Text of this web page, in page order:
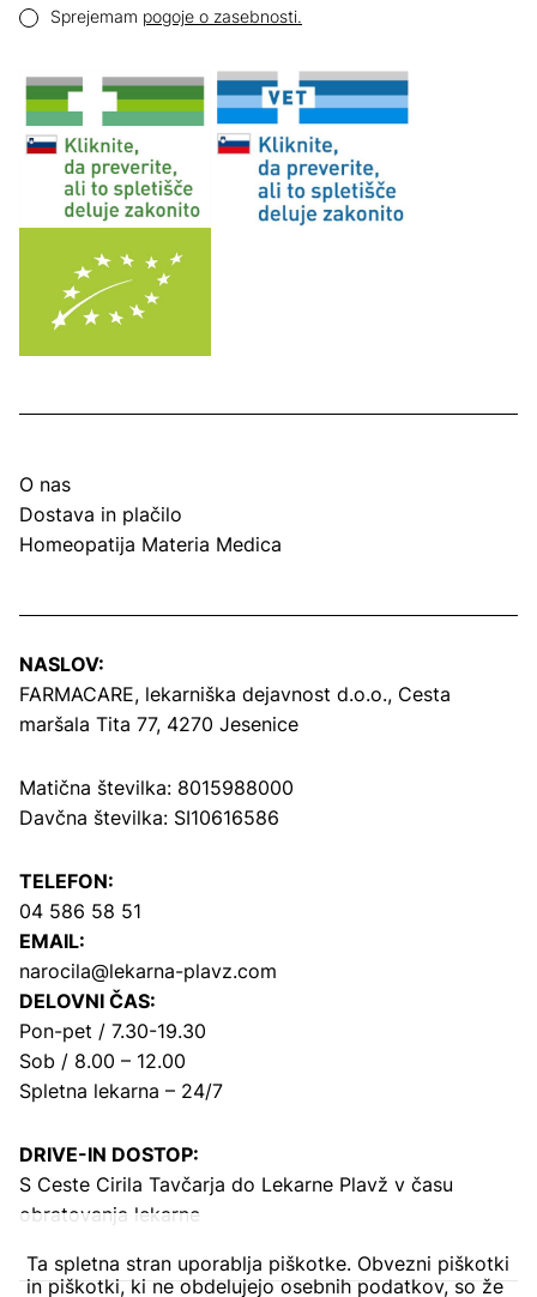
Pogoji zasebnosti
Sprejemam pogoje o zasebnosti.
O nas
Dostava in plačilo
Homeopatija Materia Medica
NASLOV:
FARMACARE, lekarniška dejavnost d.o.o., Cesta
maršala Tita 77, 4270 Jesenice
Matična številka: 8015988000
Davčna številka: SI10616586
TELEFON:
04 586 58 51
EMAIL:
narocila@lekarna-plavz.com
DELOVNI ČAS:
Pon-pet / 7.30-19.30
Sob / 8.00 – 12.00
Spletna lekarna – 24/7
DRIVE-IN DOSTOP:
S Ceste Cirila Tavčarja do Lekarne Plavž v času
obratovanja lekarne
Ta spletna stran uporablja piškotke. Obvezni piškotki
in piškotki, ki ne obdelujejo osebnih podatkov, so že